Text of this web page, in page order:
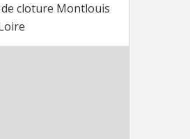
cloture Montlouis